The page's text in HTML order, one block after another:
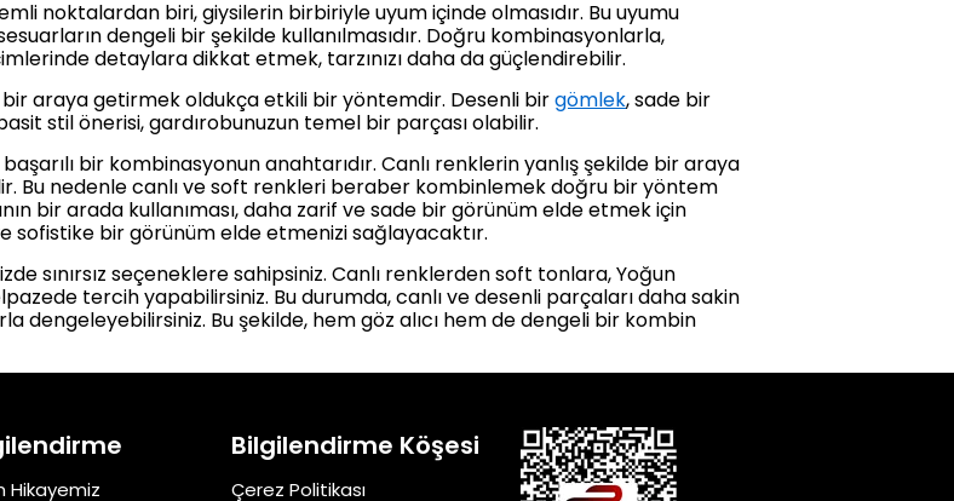
noktalardan biri, giysilerin birbiriyle uyum içinde olmasıdır. Bu uyumu
dengeli bir şekilde kullanılmasıdır. Doğru kombinasyonlarla,
detaylara dikkat etmek, tarzınızı daha da güçlendirebilir.
araya getirmek oldukça etkili bir yöntemdir. Desenli birgömlek, sade bir
stil önerisi, gardırobunuzun temel bir parçası olabilir.
bir kombinasyonun anahtarıdır. Canlı renklerin yanlış şekilde bir araya
Bu nedenle canlı ve soft renkleri beraber kombinlemek doğru bir yöntem
bir arada kullanıması, daha zarif ve sade bir görünüm elde etmek için
sofistike bir görünüm elde etmenizi sağlayacaktır.
sınırsız seçeneklere sahipsiniz. Canlı renklerden soft tonlara, Yoğun
tercih yapabilirsiniz. Bu durumda, canlı ve desenli parçaları daha sakin
dengeleyebilirsiniz. Bu şekilde, hem göz alıcı hem de dengeli bir kombin
Hikayemiz
Bilgilendirme Köşesi
Çerez Politikası